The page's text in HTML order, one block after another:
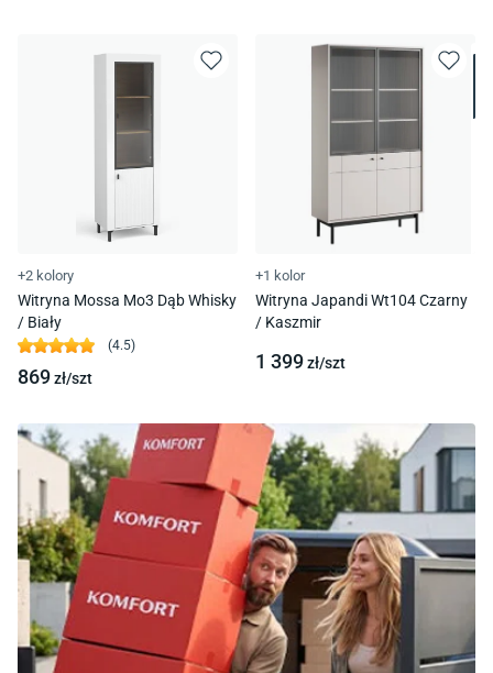
+2 kolory
Witryna Mossa Mo3 Dąb Whisky
/ Biały
(4.5)
869zł/szt
+1 kolor
Witryna Japandi Wt104 Czarny
/ Kaszmir
1 399zł/szt